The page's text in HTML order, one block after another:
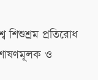
শিশুশ্রম প্রতিরোধ
ও